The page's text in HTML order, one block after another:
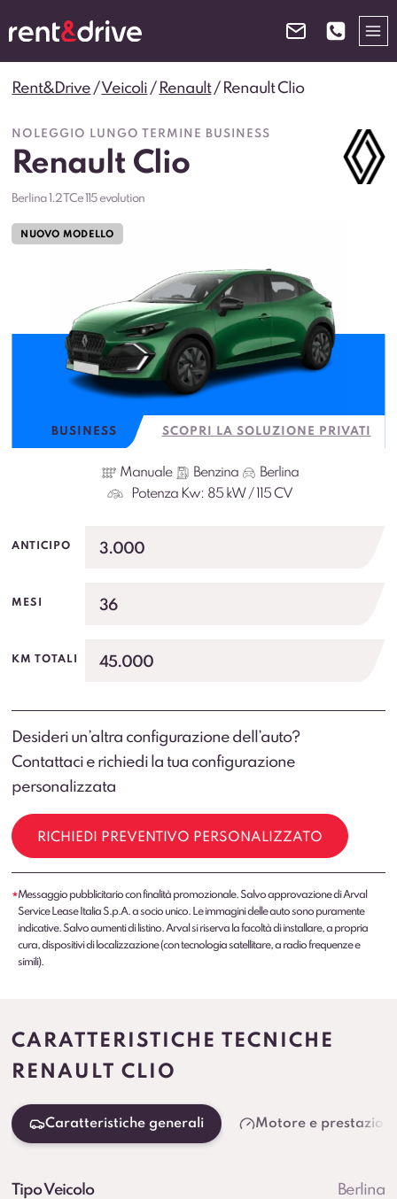
al
contenuto
Rent&Drive /Veicoli / Renault/ Renault Clio
NOLEGGIO LUNGO TERMINE BUSINESS
Renault Clio
Berlina 1.2 TCe 115 evolution
NUOVO MODELLO
BUSINESS SCOPRI LA SOLUZIONE PRIVATI
Manuale Benzina
Berlina
Potenza Kw: 85 kW / 115 CV
ANTICIPO 3.000
MESI 36
KM TOTALI 45.000
Desideri un’altra configurazione dell’auto?
Contattaci e richiedi la tua configurazione
personalizzata
RICHIEDI PREVENTIVO PERSONALIZZATO
*Messaggio pubblicitario con finalità promozionale. Salvo approvazione di Arval
Service Lease Italia S.p.A. a socio unico. Le immagini delle auto sono puramente
indicative. Salvo aumenti di listino. Arval si riserva la facoltà di installare, a propria
cura, dispositivi di localizzazione (con tecnologia satellitare, a radio frequenze e
simili).
CARATTERISTICHE TECNICHE
RENAULT CLIO
Caratteristiche generali Motore e prestazioni
Tipo Veicolo Berlina